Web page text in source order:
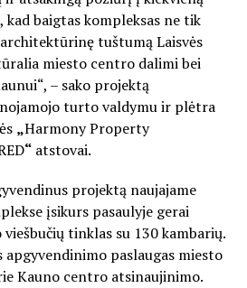
baigtas kompleksas ne tik
tuštumą Laisvės
miesto centro dalimi bei
– sako projektą
turto valdymu ir plėtra
„Harmony Property
“atstovai.
projektą naujajame
įsikurs pasaulyje gerai
tinklas su 130 kambarių.
apgyvendinimo paslaugas miesto
Kauno centro atsinaujinimo.